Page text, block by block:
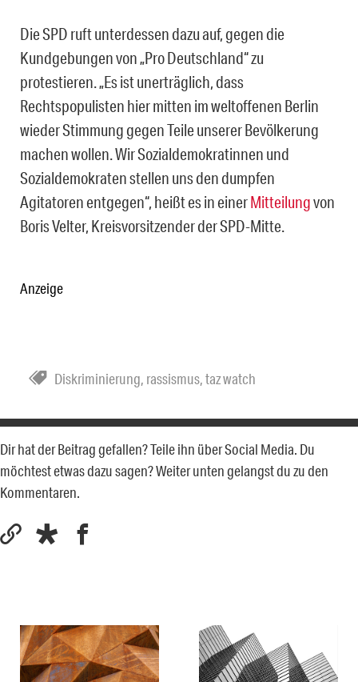
Die SPD ruft unterdessen dazu auf, gegen die
Kundgebungen von „Pro Deutschland“ zu
protestieren. „Es ist unerträglich, dass
Rechtspopulisten hier mitten im weltoffenen Berlin
wieder Stimmung gegen Teile unserer Bevölkerung
machen wollen. Wir Sozialdemokratinnen und
Sozialdemokraten stellen uns den dumpfen
Agitatoren entgegen“, heißt es in einerMitteilungvon
Boris Velter, Kreisvorsitzender der SPD-Mitte.
Anzeige
Diskriminierung, rassismus,taz watch
Dir hat der Beitrag gefallen? Teile ihn über Social Media. Du
möchtest etwas dazu sagen? Weiter unten gelangst du zu den
Kommentaren.